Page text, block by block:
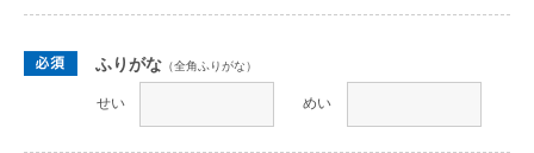
ふりがな （全角ふりがな）
せい めい